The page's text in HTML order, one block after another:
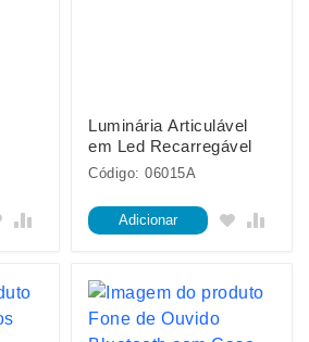
Luminária Articulável
em Led Recarregável
Código: 06015A
Adicionar